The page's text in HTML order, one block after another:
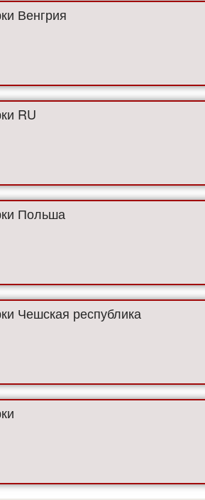
Венгрия
RU
Польша
Чешская республика